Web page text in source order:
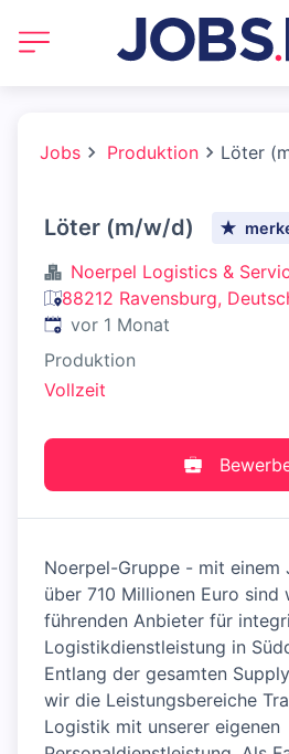
Jobs Produktion Löter
Löter (m/w/d)
Noerpel Logistics &
88212 Ravensburg,
Veröffentlicht:
vor 1 Monat
Produktion
Vollzeit
Noerpel-Gruppe - mit einem
über 710 Millionen Euro sind
führenden Anbieter für
Logistikdienstleistung in
Entlang der gesamten
wir die Leistungsbereiche
Logistik mit unserer eigenen